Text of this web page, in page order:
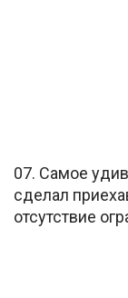
07. Самое
сделал
отсутствие